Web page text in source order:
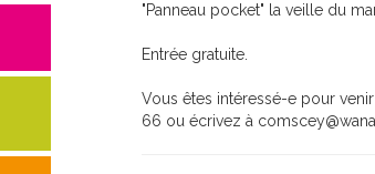
"Panneau pocket" la veille du
Entrée gratuite.
Vous êtes intéressé-e pour
66 ou écrivez à